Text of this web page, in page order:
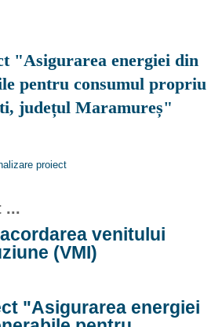
"Asigurarea energiei din
pentru consumul propriu
județul Maramureș"
proiect
...
venitului
(VMI)
"Asigurarea energiei